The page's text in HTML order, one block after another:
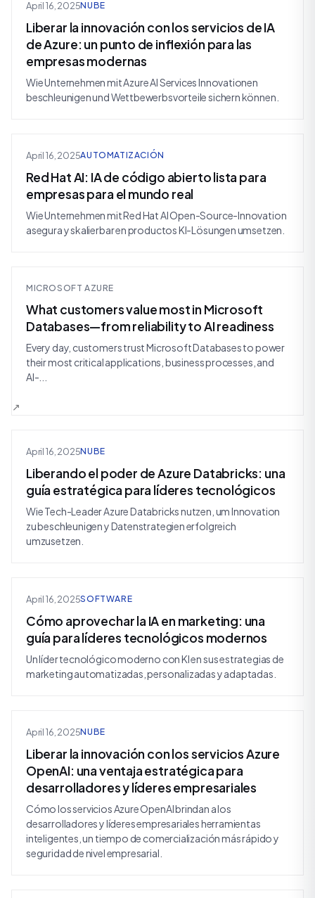
April 16, 2025NUBE
Liberar la innovación con los servicios de IA
de Azure: un punto de inflexión para las
empresas modernas
Wie Unternehmen mit Azure AI Services Innovationen
beschleunigen und Wettbewerbsvorteile sichern können.
April 16, 2025AUTOMATIZACIÓN
Red Hat AI: IA de código abierto lista para
empresas para el mundo real
Wie Unternehmen mit Red Hat AI Open-Source-Innovation
asegura y skalierbar en productos KI-Lösungen umsetzen.
MICROSOFT AZURE
What customers value most in Microsoft
Databases—from reliability to AI readiness
Every day, customers trust Microsoft Databases to power
their most critical applications, business processes, and
AI-...
April 16, 2025NUBE
Liberando el poder de Azure Databricks: una
guía estratégica para líderes tecnológicos
Wie Tech-Leader Azure Databricks nutzen, um Innovation
zu beschleunigen y Datenstrategien erfolgreich
umzusetzen.
April 16, 2025SOFTWARE
Cómo aprovechar la IA en marketing: una
guía para líderes tecnológicos modernos
Un líder tecnológico moderno con KI en sus estrategias de
marketing automatizadas, personalizadas y adaptadas.
April 16, 2025NUBE
Liberar la innovación con los servicios Azure
OpenAI: una ventaja estratégica para
desarrolladores y líderes empresariales
Cómo los servicios Azure OpenAI brindan a los
desarrolladores y líderes empresariales herramientas
inteligentes, un tiempo de comercialización más rápido y
seguridad de nivel empresarial.